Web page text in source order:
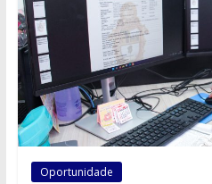
Oportunidade